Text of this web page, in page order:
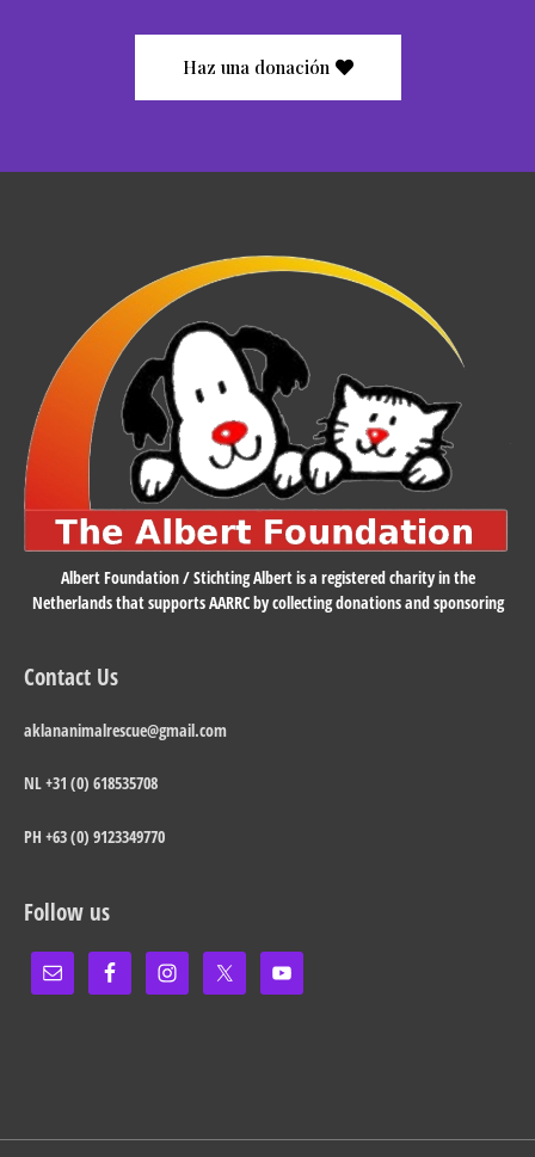
Haz una donación
Albert Foundation / Stichting Albert is a registered charity in the
Netherlands that supports AARRC by collecting donations and sponsoring
Contact Us
aklananimalrescue@gmail.com
NL +31 (0) 618535708
PH +63 (0) 9123349770
Follow us